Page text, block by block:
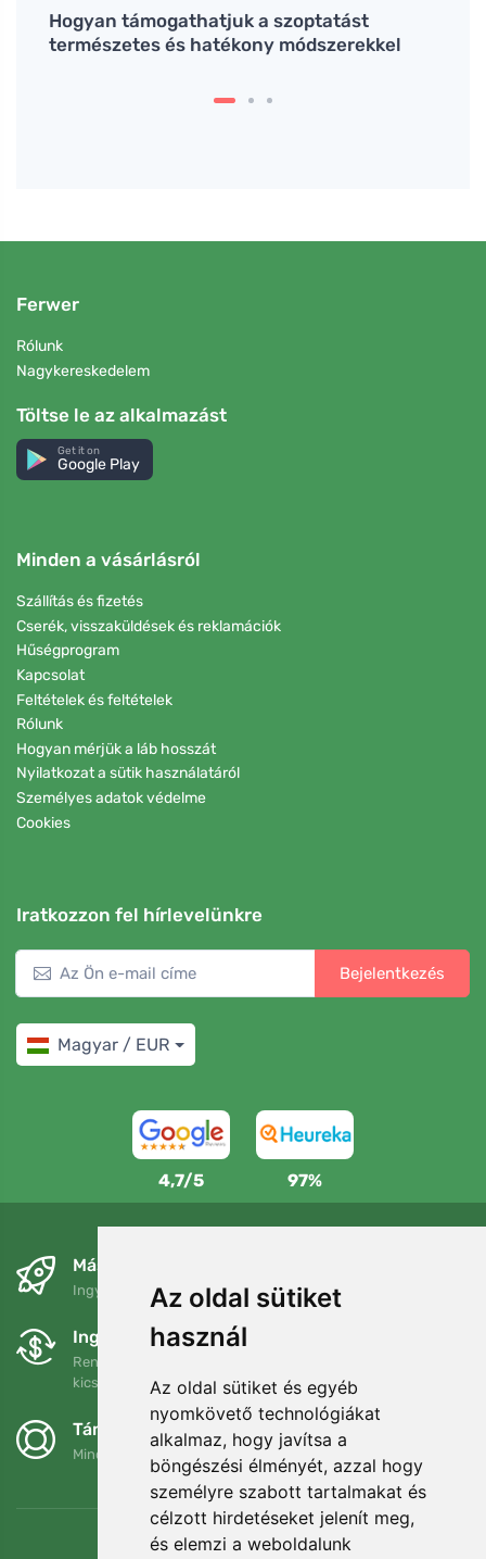
Az oldal sütiket
használ
Az oldal sütiket és egyéb
nyomkövető technológiákat
alkalmaz, hogy javítsa a
böngészési élményét, azzal hogy
személyre szabott tartalmakat és
célzott hirdetéseket jelenít meg,
és elemzi a weboldalunk
Hogyan támogathatjuk a szoptatást
természetes és hatékony módszerekkel
Ferwer
Rólunk
Nagykereskedelem
Töltse le az alkalmazást
Get it on
Google Play
Minden a vásárlásról
Szállítás és fizetés
Cserék, visszaküldések és reklamációk
Hűségprogram
Kapcsolat
Feltételek és feltételek
Rólunk
Hogyan mérjük a láb hosszát
Nyilatkozat a sütik használatáról
Személyes adatok védelme
Cookies
Iratkozzon fel hírlevelünkre
Bejelentkezés
Magyar / EUR
4,7/5 97%
Másnapra és ingyenesen
Ingyenes szállítás a következő összeg felett: 80 EUR
Ingyenes csere és visszaküldés
Rendelését 90 napon belül bármikor visszaküldheti vagy
kicserélheti.
Támogatjuk a Trees.org-ot
Minden megrendelésért ültetünk egy fát! Bővebben